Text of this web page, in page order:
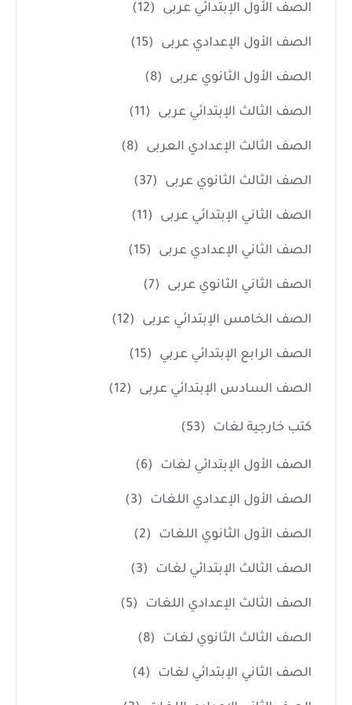
الصف الأول الإبتدائي عربى (12)
الصف الأول الإعدادي عربى (15)
الصف الأول الثانوي عربى (8)
الصف الثالث الإبتدائي عربى (11)
الصف الثالث الإعدادي العربى (8)
الصف الثالث الثانوي عربى (37)
الصف الثاني الإبتدائي عربى (11)
الصف الثاني الإعدادي عربى (15)
الصف الثاني الثانوي عربى (7)
الصف الخامس الإبتدائي عربى (12)
الصف الرابع الإبتدائي عربي (15)
الصف السادس الإبتدائي عربى (12)
كتب خارجية لغات (53)
الصف الأول الإبتدائي لغات (6)
الصف الأول الإعدادي اللغات (3)
الصف الأول الثانوي اللغات (2)
الصف الثالث الإبتدائي لغات (3)
الصف الثالث الإعدادي اللغات (5)
الصف الثالث الثانوي لغات (8)
الصف الثاني الإبتدائي لغات (4)